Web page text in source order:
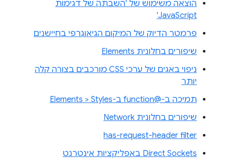
הוצאה משימוש של 'השבתה של דגימות
JavaScript'
פרמטר הדיוק של המיקום הגיאוגרפי בחיישנים
שיפורים בחלונית Elements
ניפוי באגים של ערכי CSS מורכבים בצורה קלה
יותר
תמיכה ב-@function ב-Elements > Styles
שיפורים בחלונית Network
has-request-header filter
Direct Sockets באפליקציות אינטרנט